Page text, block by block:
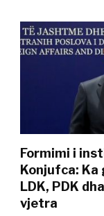
Formimi i
Konjufca:
LDK, PDK
vjetra